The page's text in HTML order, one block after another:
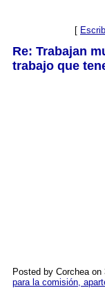
[
Re: Trabajan
trabajo que
Posted by Corchea
para la comisión,